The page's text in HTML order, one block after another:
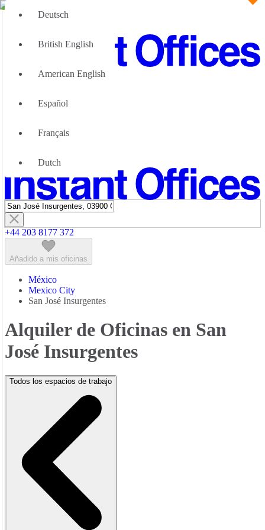
Nosotras podemos ayudar
Acerca de Nosotros
Contacte con nosotros
+44 203 8177 372
Añadido a mis oficinas
México
Mexico City
San José Insurgentes
Alquiler de Oficinas en San
José Insurgentes
Todos los espacios de trabajo
Deutsch
British English
American English
Español
Français
Dutch